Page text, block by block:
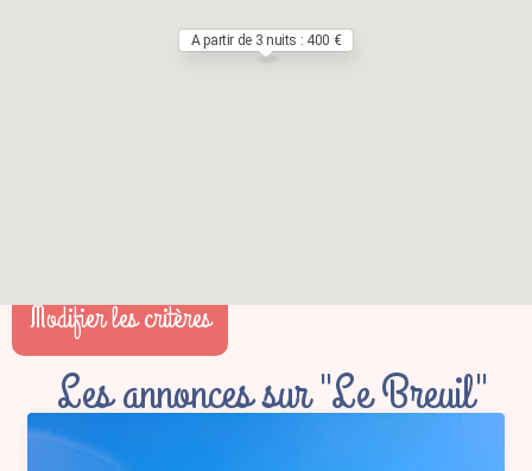
A partir de 3 nuits : 400 €
Modifier les critères
Les annonces sur "Le Breuil"